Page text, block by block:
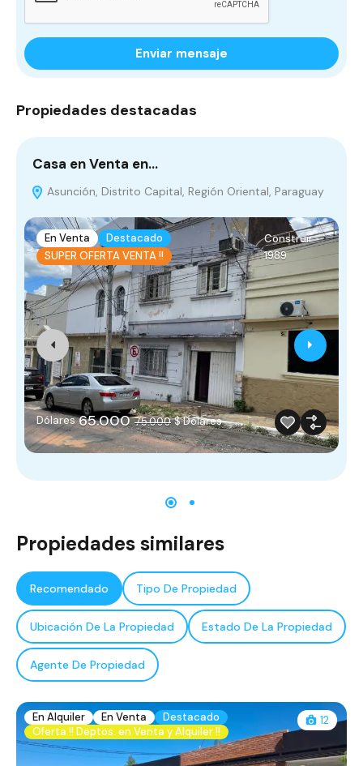
Enviar mensaje
Propiedades destacadas
Casa en Venta en…
Asunción, Distrito Capital, Región Oriental, Paraguay
En Venta
Destacado
SUPER OFERTA VENTA !!
Construir
1989
Dólares 65.000 75.000 $ Dólares
Propiedades similares
Recomendado Tipo De Propiedad
Ubicación De La Propiedad Estado De La Propiedad
Agente De Propiedad
En Alquiler En Venta
Destacado
Oferta !! Deptos. en Venta y Alquiler !!
12